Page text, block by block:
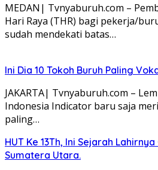
MEDAN| Tvnyaburuh.com –
Hari Raya (THR) bagi pekerja/
sudah mendekati batas…
Ini Dia 10 Tokoh Buruh Paling
JAKARTA| Tvnyaburuh.com –
Indonesia Indicator baru saja
paling…
HUT Ke 13Th, Ini Sejarah
Sumatera Utara.